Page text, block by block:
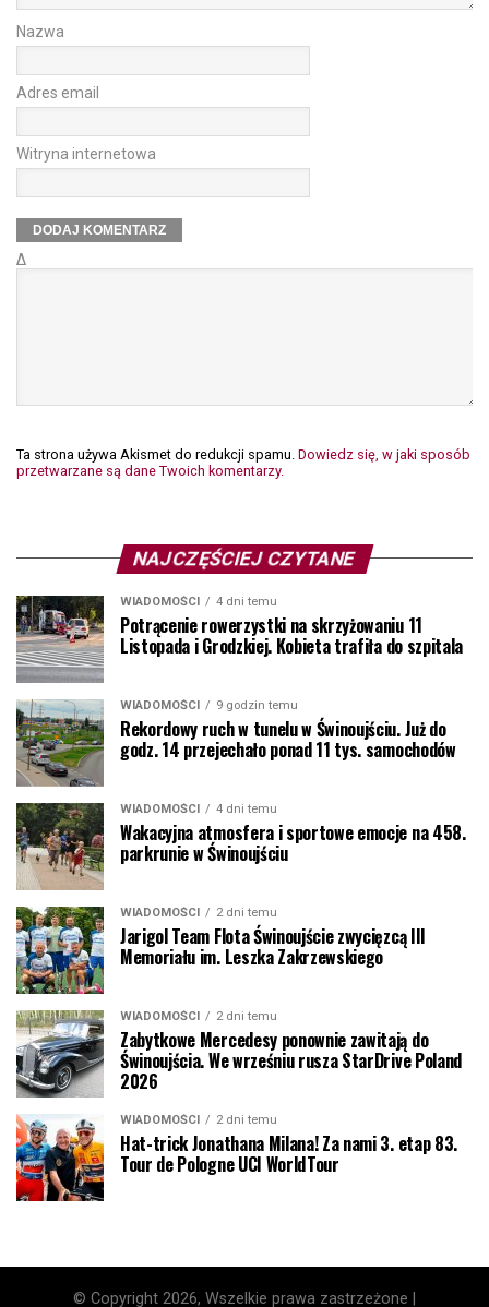
Nazwa
Adres email
Witryna internetowa
Δ
Ta strona używa Akismet do redukcji spamu. Dowiedz się, w jaki sposób
przetwarzane są dane Twoich komentarzy.
NAJCZĘŚCIEJ CZYTANE
WIADOMOŚCI 4 dni temu
Potrącenie rowerzystki na skrzyżowaniu 11
Listopada i Grodzkiej. Kobieta trafiła do szpitala
WIADOMOŚCI 9 godzin temu
Rekordowy ruch w tunelu w Świnoujściu. Już do
godz. 14 przejechało ponad 11 tys. samochodów
WIADOMOŚCI 4 dni temu
Wakacyjna atmosfera i sportowe emocje na 458.
parkrunie w Świnoujściu
WIADOMOŚCI 2 dni temu
Jarigol Team Flota Świnoujście zwycięzcą III
Memoriału im. Leszka Zakrzewskiego
WIADOMOŚCI 2 dni temu
Zabytkowe Mercedesy ponownie zawitają do
Świnoujścia. We wrześniu rusza StarDrive Poland
2026
WIADOMOŚCI 2 dni temu
Hat-trick Jonathana Milana! Za nami 3. etap 83.
Tour de Pologne UCI WorldTour
© Copyright 2026, Wszelkie prawa zastrzeżone |